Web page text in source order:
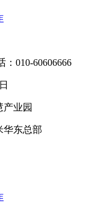
010-60606666
业园
华东总部